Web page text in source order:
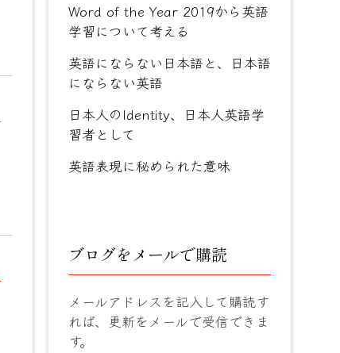
Word of the Year 2019から英語
学習について考える
英語にならない日本語と、日本語
にならない英語
日本人のIdentity、日本人英語学
習者として
英語表現に秘められた意味
ブログをメールで購読
メールアドレスを記入して購読す
れば、更新をメールで受信できま
す。